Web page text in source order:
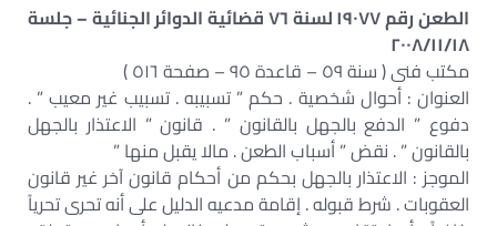
الطعن رقم ١٩٠٧٧ لسنة ٧٦ قضائية الدوائر الجنائية – جلسة
٢٠٠٨/١١/١٨
مكتب فنى ( سنة ٥٩ – قاعدة ٩٥ – صفحة ٥١٦ )
العنوان : أحوال شخصية . حكم ” تسبيبه . تسبيب غير معيب ” .
دفوع ” الدفع بالجهل بالقانون ” . قانون ” الاعتذار بالجهل
بالقانون ” . نقض ” أسباب الطعن . مالا يقبل منها ”
الموجز : الاعتذار بالجهل بحكم من أحكام قانون آخر غير قانون
العقوبات . شرط قبوله . إقامة مدعيه الدليل على أنه تحرى تحرياً